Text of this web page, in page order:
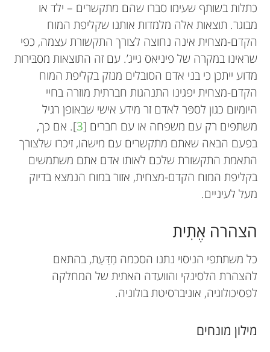
כתלות בשותף שעימו סברו שהם מתקשרים – ילד או
מבוגר. תוצאות אלה מלמדות אותנו שקליפת המוח
הקדם-מצחית אינה נחוצה לצורך התקשורת עצמה, כפי
שראינו במקרה של פיניאס גייג’. עם זה התוצאות מסבּירות
מדוע ייתכן כי בני אדם הסובלים מנזק בקליפת המוח
הקדם-מצחית יפגינו התנהגות חברתית מוזרה בחיי
היומיום כגון לספּר לאדם זר מידע אישי שבאופן רגיל
משתפים רק עם משפחה או עם חברים [3]. אם כך,
בפעם הבאה שאתם מתקשרים עם מישהו, זיכרו שלצורך
התאמת התקשורת שלכם לאותו אדם אתם משתמשים
בקליפת המוח הקדם-מצחית, אזור במוח הנמצא בדיוק
מעל לעיניים.
הצהרה אֶתִית
כל משתתפי הניסוי נתנו הסכמה מִדַּעַת, בהתאם
להצהרת הלסינקי והוועדה האתית של המחלקה
לפסיכולוגיה, אוניברסיטת בולוניה.
מילון מונחים